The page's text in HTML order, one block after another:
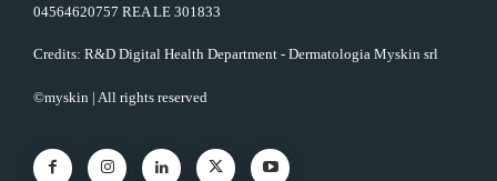
04564620757 REA LE 301833
Credits: R&D Digital Health Department - Dermatologia Myskin srl
©myskin | All rights reserved